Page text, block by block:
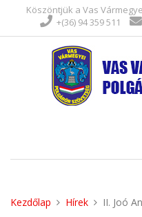
Köszöntjük a Vas
+(36) 94 359 511
Kezdőlap Hírek II. Joó